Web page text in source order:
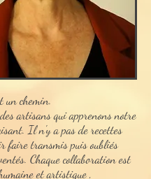
un chemin.
artisans qui apprenons notre
Il n'y a pas de recettes
faire transmis puis oubliés
Chaque collaboration est
et artistique ,